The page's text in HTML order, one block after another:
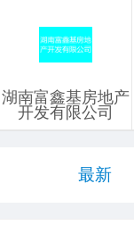
湖南富鑫基房地产
开发有限公司
最新